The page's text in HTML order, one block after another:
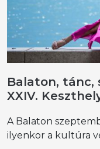
Balaton, tánc,
XXIV.
A Balaton
ilyenkor a kultúra